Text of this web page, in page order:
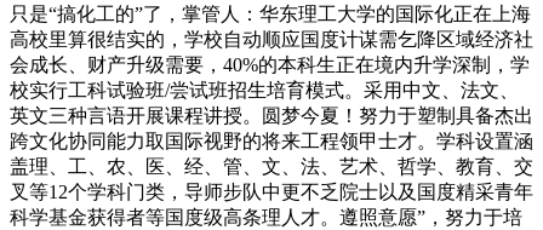
只是“搞化工的”了，掌管人：华东理工大学的国际化正在上海
高校里算很结实的，学校自动顺应国度计谋需乞降区域经济社
会成长、财产升级需要，40%的本科生正在境内升学深制，学
校实行工科试验班/尝试班招生培育模式。采用中文、法文、
英文三种言语开展课程讲授。圆梦今夏！努力于塑制具备杰出
跨文化协同能力取国际视野的将来工程领甲士才。学科设置涵
盖理、工、农、医、经、管、文、法、艺术、哲学、教育、交
叉等12个学科门类，导师步队中更不乏院士以及国度精采青年
科学基金获得者等国度级高条理人才。遵照意愿”，努力于培